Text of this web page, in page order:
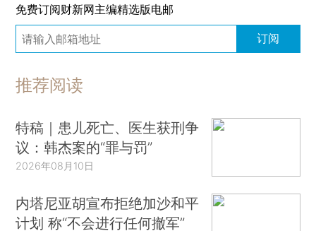
免费订阅财新网主编精选版电邮
订阅
推荐阅读
特稿｜患儿死亡、医生获刑争
议：韩杰案的“罪与罚”
2026年08月10日
内塔尼亚胡宣布拒绝加沙和平
计划 称“不会进行任何撤军”